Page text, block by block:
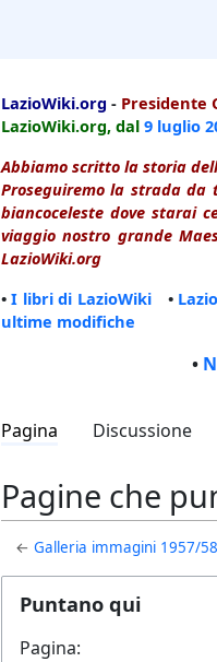
LazioWiki.org - Presidente
LazioWiki.org, dal 9 luglio
Abbiamo scritto la storia
Proseguiremo la strada
biancoceleste dove starai
viaggio nostro grande
LazioWiki.org
•I libri di LazioWiki•
ultime modifiche
•
Pagina Discussione
Pagine che
←Galleria immagini 1957/58
Puntano qui
Pagina: